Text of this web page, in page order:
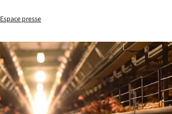
Espace presse